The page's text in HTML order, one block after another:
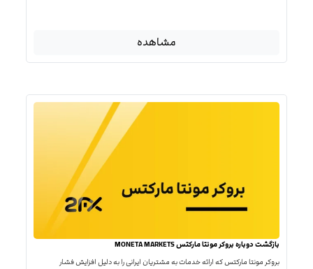
مشاهده
بازگشت دوباره بروکر مونتا مارکتس MONETA MARKETS
بروکر مونتا مارکتس که ارائه خدمات به مشتریان ایرانی را به دلیل افزایش فشار